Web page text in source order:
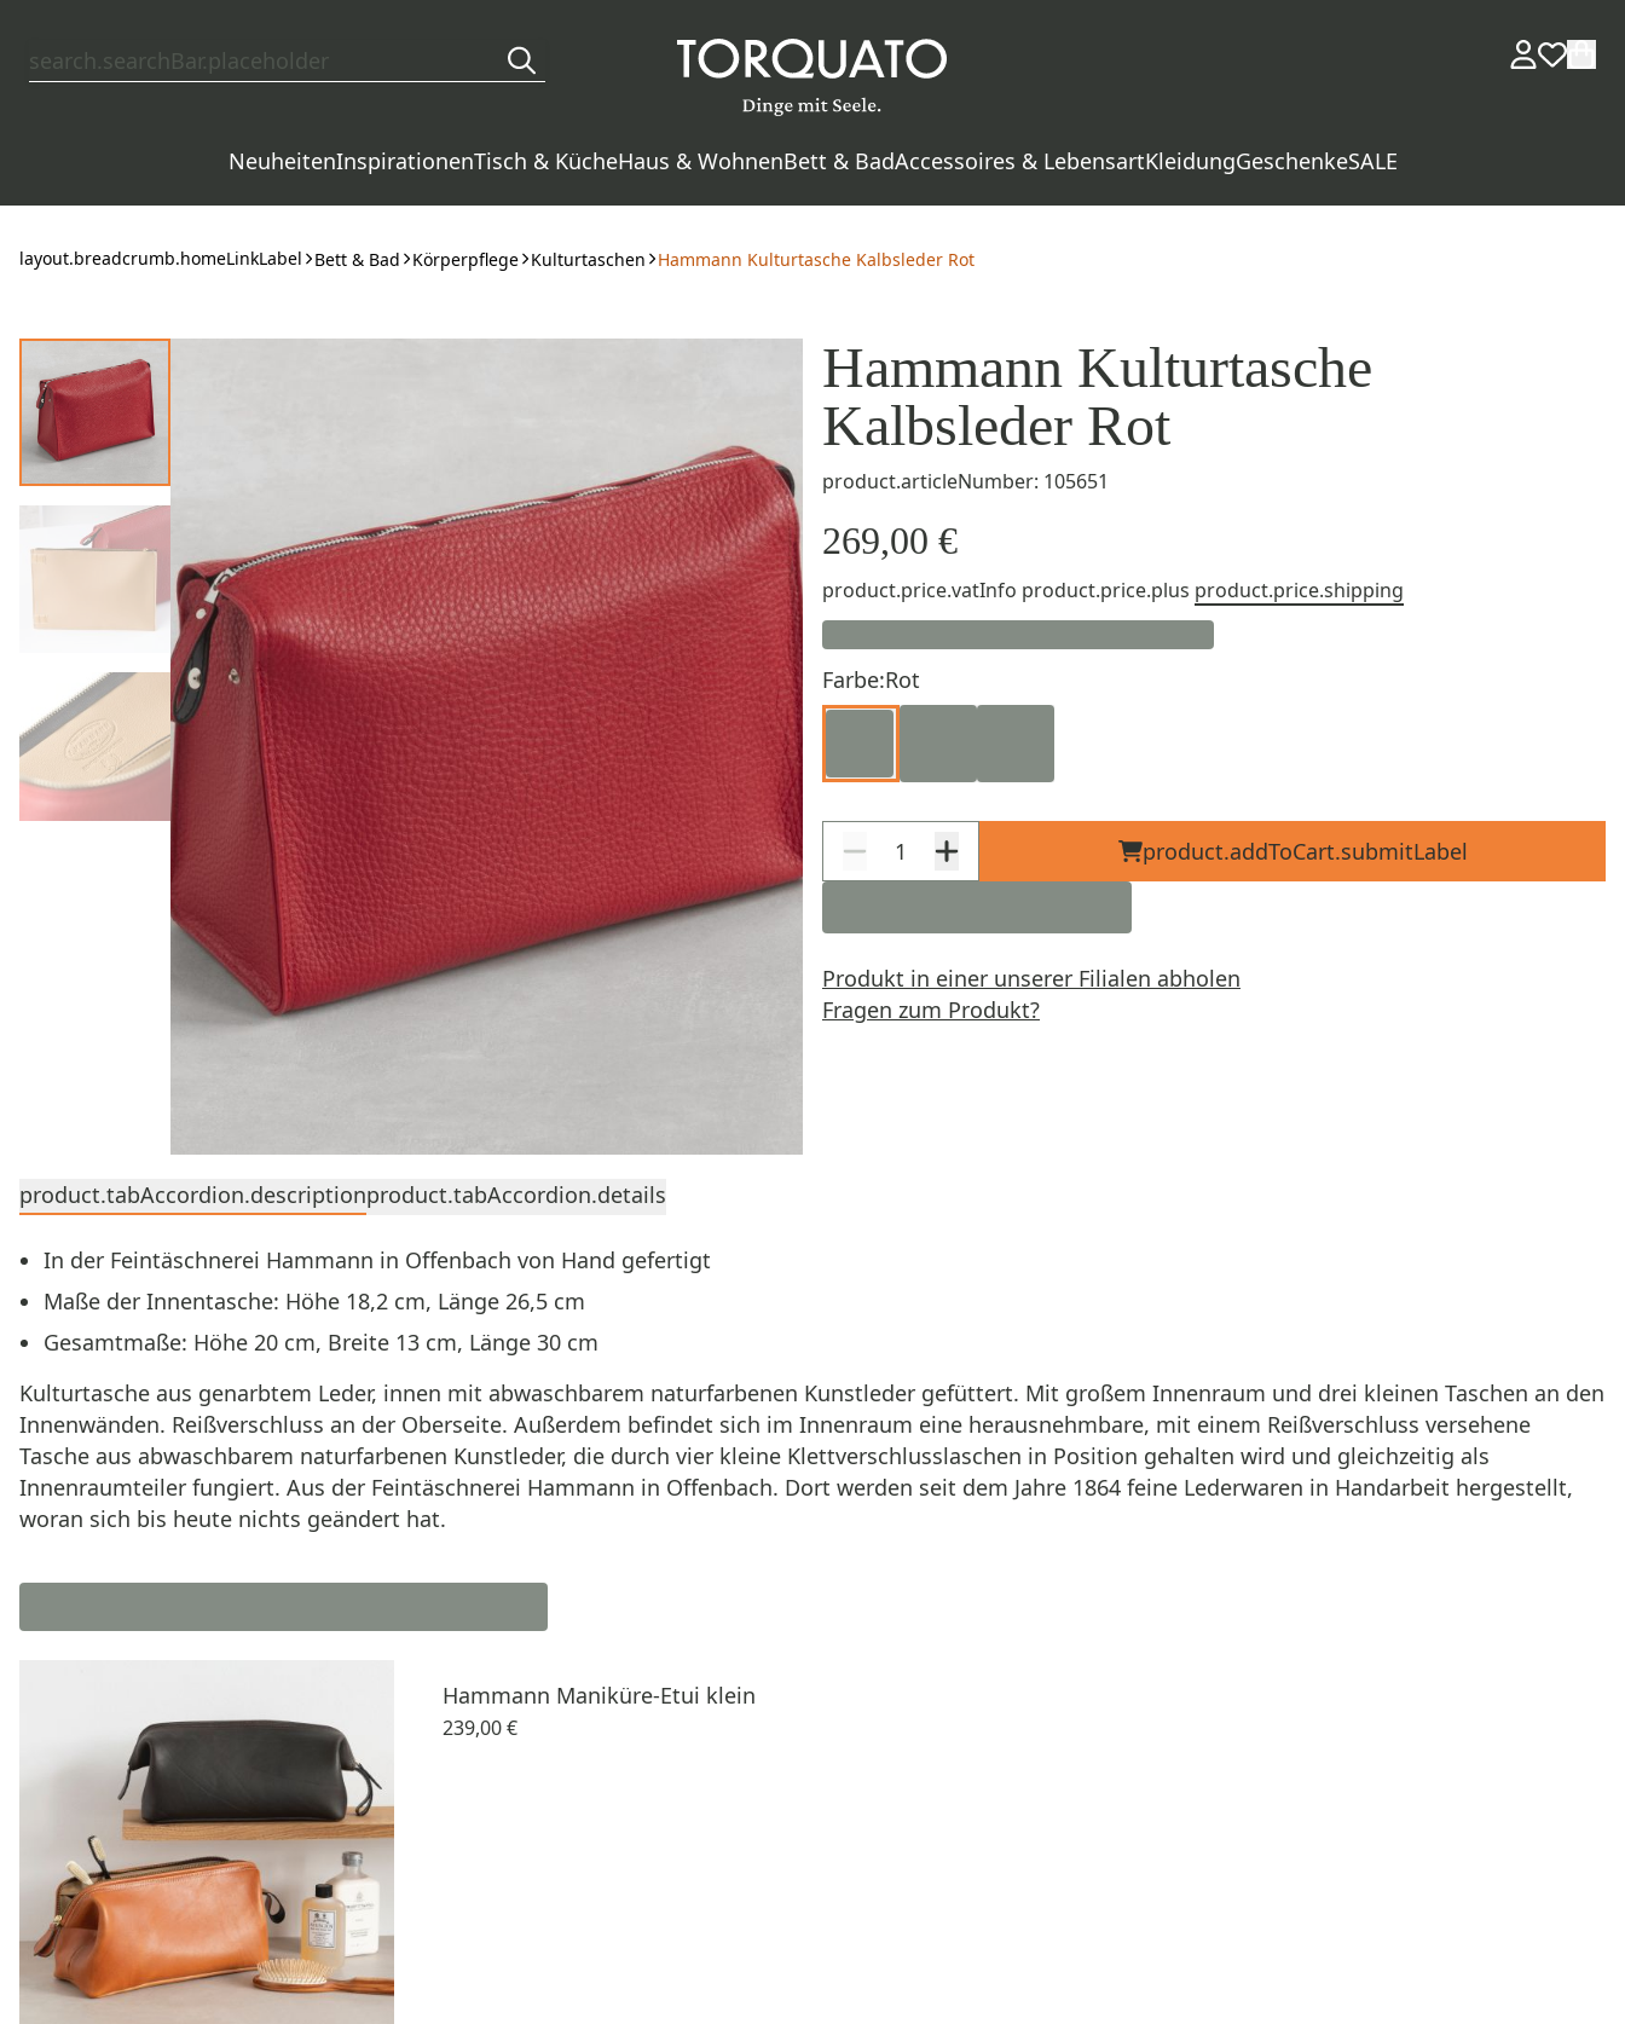
NeuheitenInspirationenTisch & KücheHaus & WohnenBett & BadAccessoires & LebensartKleidungGeschenkeSALE
layout.breadcrumb.homeLinkLabel Bett & Bad Körperpflege Kulturtaschen Hammann Kulturtasche Kalbsleder Rot
Hammann Kulturtasche
Kalbsleder Rot
product.articleNumber: 105651
269,00 €
product.price.vatInfo product.price.plus product.price.shipping
Farbe:Rot
product.addToCart.submitLabel
Produkt in einer unserer Filialen abholen
Fragen zum Produkt?
product.tabAccordion.descriptionproduct.tabAccordion.details
In der Feintäschnerei Hammann in Offenbach von Hand gefertigt
Maße der Innentasche: Höhe 18,2 cm, Länge 26,5 cm
Gesamtmaße: Höhe 20 cm, Breite 13 cm, Länge 30 cm
Kulturtasche aus genarbtem Leder, innen mit abwaschbarem naturfarbenen Kunstleder gefüttert. Mit großem Innenraum und drei kleinen Taschen an den
Innenwänden. Reißverschluss an der Oberseite. Außerdem befindet sich im Innenraum eine herausnehmbare, mit einem Reißverschluss versehene
Tasche aus abwaschbarem naturfarbenen Kunstleder, die durch vier kleine Klettverschlusslaschen in Position gehalten wird und gleichzeitig als
Innenraumteiler fungiert. Aus der Feintäschnerei Hammann in Offenbach. Dort werden seit dem Jahre 1864 feine Lederwaren in Handarbeit hergestellt,
woran sich bis heute nichts geändert hat.
Hammann Maniküre-Etui klein
239,00 €